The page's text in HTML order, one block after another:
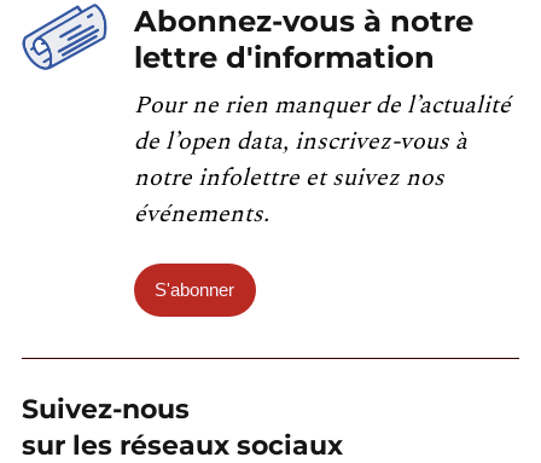
Abonnez-vous à notre
lettre d'information
Pour ne rien manquer de l’actualité
de l’open data, inscrivez-vous à
notre infolettre et suivez nos
événements.
S'abonner
Suivez-nous
sur les réseaux sociaux